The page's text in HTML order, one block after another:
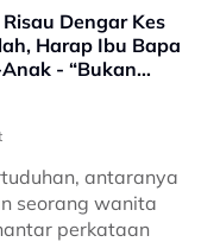
Dengar Kes
Harap Ibu Bapa
- “Bukan
antaranya
seorang wanita
perkataan